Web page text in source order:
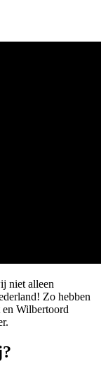
niet alleen
Zo hebben
Wilbertoord